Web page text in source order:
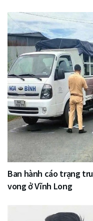
Ban hành cáo trạng
vong ở Vĩnh Long